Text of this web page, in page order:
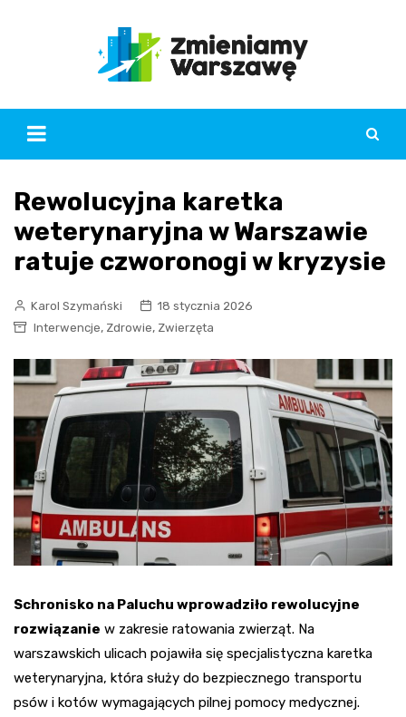
Rewolucyjna karetka
weterynaryjna w Warszawie
ratuje czworonogi w kryzysie
Karol Szymański
18 stycznia 2026
Interwencje, Zdrowie, Zwierzęta
Schronisko na Paluchu wprowadziło rewolucyjne
rozwiązanie w zakresie ratowania zwierząt. Na
warszawskich ulicach pojawiła się specjalistyczna karetka
weterynaryjna, która służy do bezpiecznego transportu
psów i kotów wymagających pilnej pomocy medycznej.